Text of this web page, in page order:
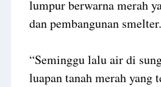
lumpur berwarna merah
dan pembangunan smelter.
“Seminggu lalu air di
luapan tanah merah yang